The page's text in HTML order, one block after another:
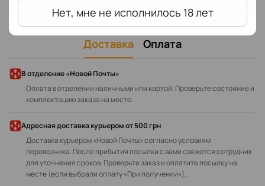
Нет, мне не исполнилось 18 лет
Доставка Оплата
В отделение «Новой Почты»
Оплата в отделении наличными или картой. Проверьте состояние и
комплектацию заказа на месте.
Адресная доставка курьеромот 500 грн
Доставка курьером «Новой Почты» согласно условиям
перевозчика. После прибытия посылки с вами свяжется сотрудник
для уточнения сроков. Проверьте заказ и оплатите посылку на
месте (если выбрали оплату «При получении»).